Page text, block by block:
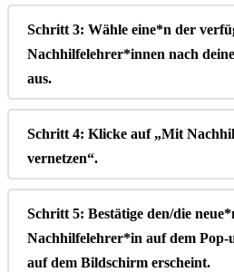
Schritt 3: Wähle eine*n der verfü
Nachhilfelehrer*innen nach
aus.
Schritt 4: Klicke auf „Mit
vernetzen“.
Schritt 5: Bestätige den/die neue*
Nachhilfelehrer*in auf dem Pop-
auf dem Bildschirm erscheint.